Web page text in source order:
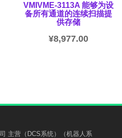
VMIVME-3113A 能够为设
备所有通道的连续扫描提
供存储
¥8,977.00
主营（DCS系统）（机器人系